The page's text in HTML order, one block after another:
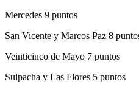
Mercedes 9 puntos
San Vicente y Marcos Paz 8
Veinticinco de Mayo 7 puntos
Suipacha y Las Flores 5 puntos